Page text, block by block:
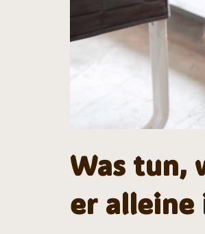
Was tun,
er alleine